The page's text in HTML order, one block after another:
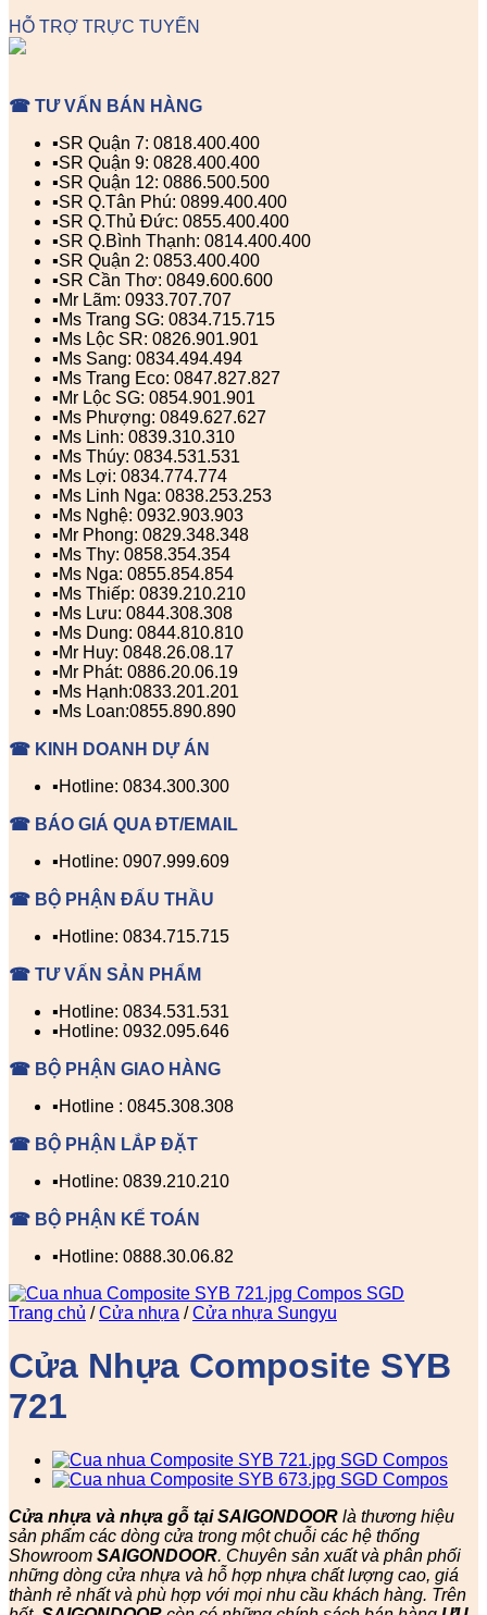
HỖ TRỢ TRỰC TUYẾN
☎ TƯ VẤN BÁN HÀNG
▪️SR Quận 7: 0818.400.400
▪️SR Quận 9: 0828.400.400
▪️SR Quận 12: 0886.500.500
▪️SR Q.Tân Phú: 0899.400.400
▪️SR Q.Thủ Đức: 0855.400.400
▪️SR Q.Bình Thạnh: 0814.400.400
▪️SR Quận 2: 0853.400.400
▪️SR Cần Thơ: 0849.600.600
▪️Mr Lãm: 0933.707.707
▪️Ms Trang SG: 0834.715.715
▪️Ms Lộc SR: 0826.901.901
▪️Ms Sang: 0834.494.494
▪️Ms Trang Eco: 0847.827.827
▪️Mr Lộc SG: 0854.901.901
▪️Ms Phượng: 0849.627.627
▪️Ms Linh: 0839.310.310
▪️Ms Thúy: 0834.531.531
▪️Ms Lợi: 0834.774.774
▪️Ms Linh Nga: 0838.253.253
▪️Ms Nghệ: 0932.903.903
▪️Mr Phong: 0829.348.348
▪️Ms Thy: 0858.354.354
▪️Ms Nga: 0855.854.854
▪️Ms Thiếp: 0839.210.210
▪️Ms Lưu: 0844.308.308
▪️Ms Dung: 0844.810.810
▪️Mr Huy: 0848.26.08.17
▪️Mr Phát: 0886.20.06.19
▪️Ms Hạnh:0833.201.201
▪️Ms Loan:0855.890.890
☎ KINH DOANH DỰ ÁN
▪️Hotline: 0834.300.300
☎ BÁO GIÁ QUA ĐT/EMAIL
▪️Hotline: 0907.999.609
☎ BỘ PHẬN ĐẤU THẦU
▪️Hotline: 0834.715.715
☎ TƯ VẤN SẢN PHẨM
▪️Hotline: 0834.531.531
▪️Hotline: 0932.095.646
☎ BỘ PHẬN GIAO HÀNG
▪️Hotline : 0845.308.308
☎ BỘ PHẬN LẮP ĐẶT
▪️Hotline: 0839.210.210
☎ BỘ PHẬN KẾ TOÁN
▪️Hotline: 0888.30.06.82
Trang chủ / Cửa nhựa / Cửa nhựa Sungyu
Cửa Nhựa Composite SYB
721
Cửa nhựa và nhựa gỗ tại SAIGONDOOR là thương hiệu
sản phẩm các dòng cửa trong một chuỗi các hệ thống
Showroom SAIGONDOOR. Chuyên sản xuất và phân phối
những dòng cửa nhựa và hỗ hợp nhựa chất lượng cao, giá
thành rẻ nhất và phù hợp với mọi nhu cầu khách hàng. Trên